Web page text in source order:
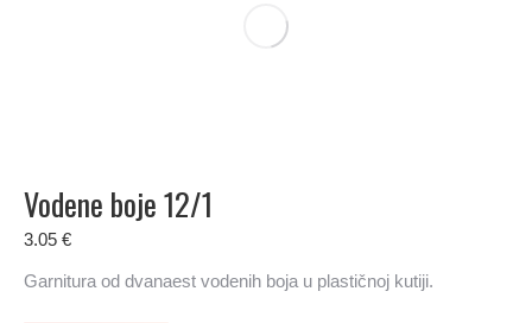
Vodene boje 12/1
3.05 €
Garnitura od dvanaest vodenih boja u plastičnoj kutiji.